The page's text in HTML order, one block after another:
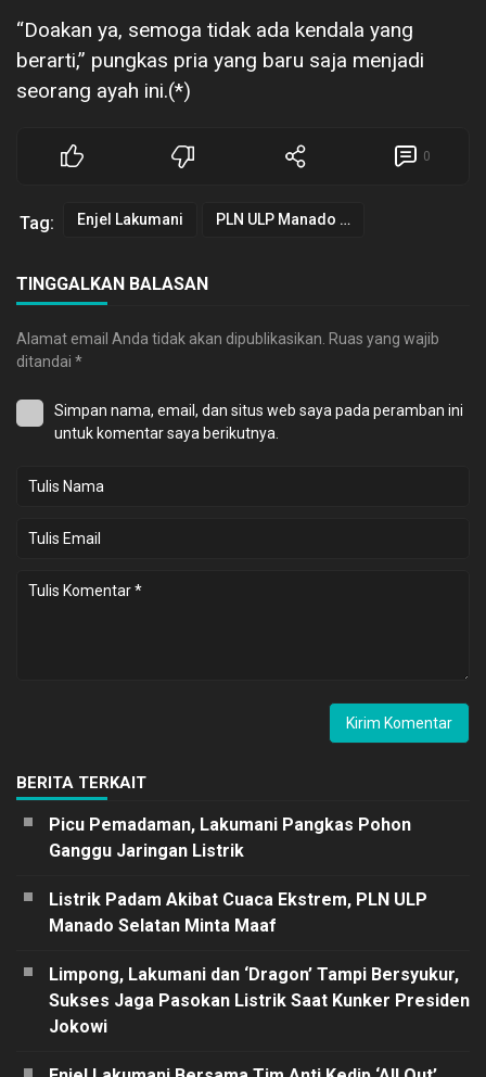
“Doakan ya, semoga tidak ada kendala yang
berarti,” pungkas pria yang baru saja menjadi
seorang ayah ini.(*)
0
Tag: Enjel Lakumani PLN ULP Manado Selatan
TINGGALKAN BALASAN
Alamat email Anda tidak akan dipublikasikan. Ruas yang wajib
ditandai *
Simpan nama, email, dan situs web saya pada peramban ini
untuk komentar saya berikutnya.
BERITA TERKAIT
Picu Pemadaman, Lakumani Pangkas Pohon
Ganggu Jaringan Listrik
Listrik Padam Akibat Cuaca Ekstrem, PLN ULP
Manado Selatan Minta Maaf
Limpong, Lakumani dan ‘Dragon’ Tampi Bersyukur,
Sukses Jaga Pasokan Listrik Saat Kunker Presiden
Jokowi